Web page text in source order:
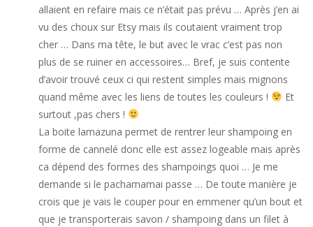
allaient en refaire mais ce n’était pas prévu … Après j’en ai
vu des choux sur Etsy mais ils coutaient vraiment trop
cher … Dans ma tête, le but avec le vrac c’est pas non
plus de se ruiner en accessoires… Bref, je suis contente
d’avoir trouvé ceux ci qui restent simples mais mignons
quand même avec les liens de toutes les couleurs !
Et
surtout ,pas chers !
La boite lamazuna permet de rentrer leur shampoing en
forme de cannelé donc elle est assez logeable mais après
ca dépend des formes des shampoings quoi … Je me
demande si le pachamamai passe … De toute manière je
crois que je vais le couper pour en emmener qu’un bout et
que je transporterais savon / shampoing dans un filet à